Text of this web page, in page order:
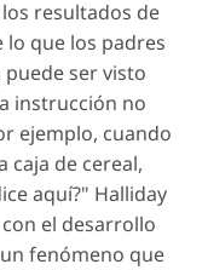
resultados de
lo que los padres
ser visto
instrucción no
ejemplo, cuando
caja de cereal,
aquí?" Halliday
el desarrollo
fenómeno que